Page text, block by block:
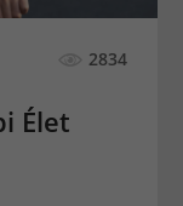
2834
Élet